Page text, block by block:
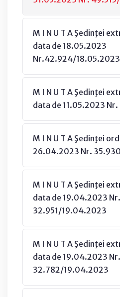
M I N U T A Şedinţei
data de 18.05.2023
Nr.42.924/18.05.2023
M I N U T A Şedinţei
data de 11.05.2023
M I N U T A Şedinţei
26.04.2023 Nr.
M I N U T A Şedinţei
data de 19.04.2023 Nr.
32.951/19.04.2023
M I N U T A Şedinţei
data de 19.04.2023 Nr.
32.782/19.04.2023